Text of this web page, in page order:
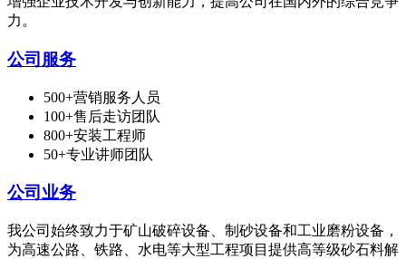
力。
公司服务
500+营销服务人员
100+售后走访团队
800+安装工程师
50+专业讲师团队
公司业务
我公司始终致力于矿山破碎设备、制砂设备和工业磨粉设备，
为高速公路、铁路、水电等大型工程项目提供高等级砂石料解